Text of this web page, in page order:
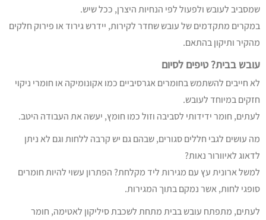
שמסביב לעובש ולפעול לפי הנחיות היצרן, ככל שיש.
במקרים מתקדמים של עובש שחדר לקירות, יידרש גירוד או פירוק חלקים
מהקיר ותיקון בהתאם.
עובש בבית? טיפים לסיום
לא חייבים להשתמש בחומרים אגרסיביים כמו אקונומיקה או חומרי ניקוי
חזקים במיוחד לעובש.
לעתים, חומר ידידותי לסביבה וזול כמו חומץ, יעשה את העבודה היטב.
מה עושים לגבי חללים סגורים, שבהם גם יש קרבה ללחות וגם לא ניתן
לדאוג לאיוורור נאות?
למשל ארונית עץ עם מגירות ליד מקלחת? הפתרון עשוי להיות חומרים
סופגי לחות, אשר נמקם בתוך המגירות.
לעתים, מתפתח עובש בבית מתחת לשכבת סיליקון לאטימה, חומר